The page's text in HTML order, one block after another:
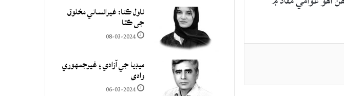
ناول ڪتا: غيرانساني مخلوق
جي ڪٿا
08-03-2024
ميڊيا جي آزادي ۽ غيرجمھوري
وادي
06-03-2024